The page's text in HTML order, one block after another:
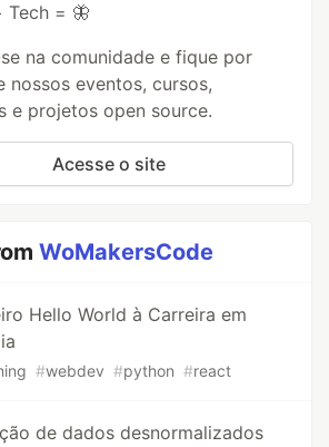
Tech = 🦋
na comunidade e fique por
nossos eventos, cursos,
e projetos open source.
Acesse o site
WoMakersCode
Hello World à Carreira em
#webdev #python #react
de dados desnormalizados